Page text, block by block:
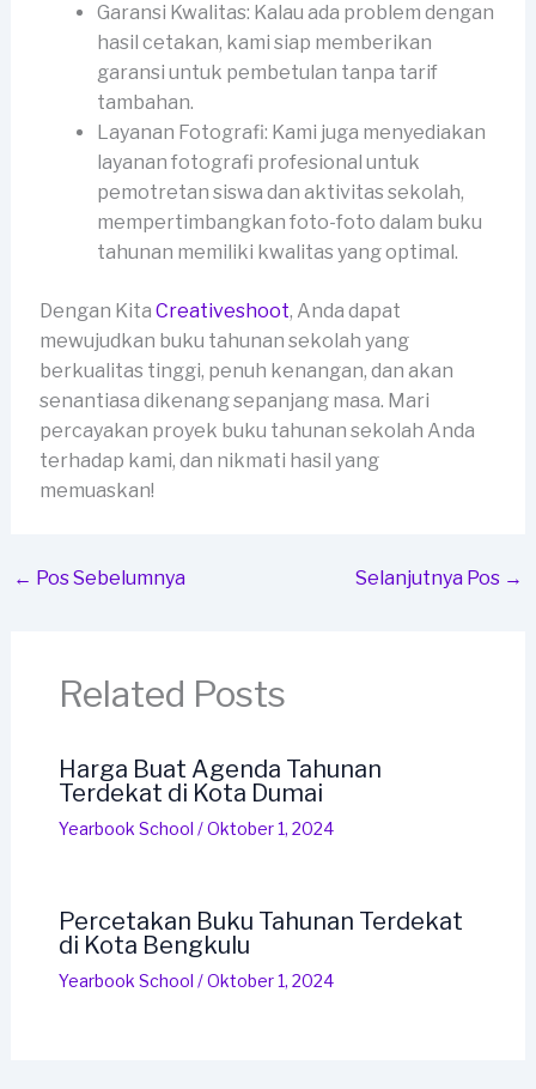
Garansi Kwalitas: Kalau ada problem dengan
hasil cetakan, kami siap memberikan
garansi untuk pembetulan tanpa tarif
tambahan.
Layanan Fotografi: Kami juga menyediakan
layanan fotografi profesional untuk
pemotretan siswa dan aktivitas sekolah,
mempertimbangkan foto-foto dalam buku
tahunan memiliki kwalitas yang optimal.
Dengan Kita Creativeshoot, Anda dapat
mewujudkan buku tahunan sekolah yang
berkualitas tinggi, penuh kenangan, dan akan
senantiasa dikenang sepanjang masa. Mari
percayakan proyek buku tahunan sekolah Anda
terhadap kami, dan nikmati hasil yang
memuaskan!
← Pos Sebelumnya Selanjutnya Pos →
Related Posts
Harga Buat Agenda Tahunan
Terdekat di Kota Dumai
Yearbook School /Oktober 1, 2024
Percetakan Buku Tahunan Terdekat
di Kota Bengkulu
Yearbook School /Oktober 1, 2024